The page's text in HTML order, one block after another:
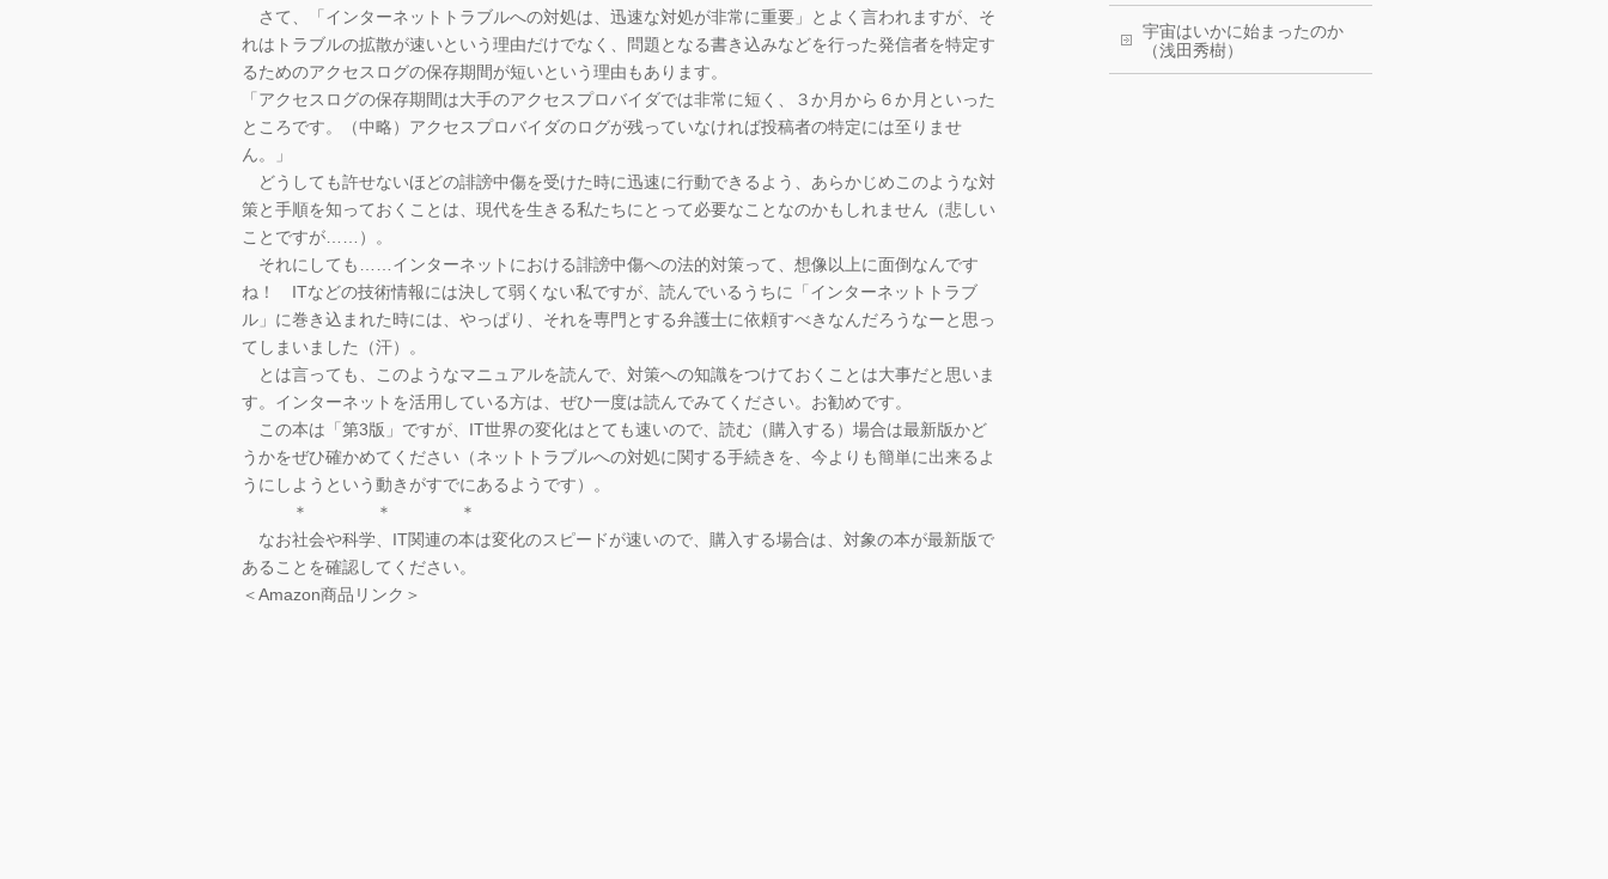
さて、「インターネットトラブルへの対処は、迅速な対処が非常に重要」とよく言われますが、そ
れはトラブルの拡散が速いという理由だけでなく、問題となる書き込みなどを行った発信者を特定す
るためのアクセスログの保存期間が短いという理由もあります。
「アクセスログの保存期間は大手のアクセスプロバイダでは非常に短く、３か月から６か月といった
ところです。（中略）アクセスプロバイダのログが残っていなければ投稿者の特定には至りませ
ん。」
どうしても許せないほどの誹謗中傷を受けた時に迅速に行動できるよう、あらかじめこのような対
策と手順を知っておくことは、現代を生きる私たちにとって必要なことなのかもしれません（悲しい
ことですが……）。
それにしても……インターネットにおける誹謗中傷への法的対策って、想像以上に面倒なんです
ね！ ITなどの技術情報には決して弱くない私ですが、読んでいるうちに「インターネットトラブ
ル」に巻き込まれた時には、やっぱり、それを専門とする弁護士に依頼すべきなんだろうなーと思っ
てしまいました（汗）。
とは言っても、このようなマニュアルを読んで、対策への知識をつけておくことは大事だと思いま
す。インターネットを活用している方は、ぜひ一度は読んでみてください。お勧めです。
この本は「第3版」ですが、IT世界の変化はとても速いので、読む（購入する）場合は最新版かど
うかをぜひ確かめてください（ネットトラブルへの対処に関する手続きを、今よりも簡単に出来るよ
うにしようという動きがすでにあるようです）。
＊ ＊ ＊
なお社会や科学、IT関連の本は変化のスピードが速いので、購入する場合は、対象の本が最新版で
あることを確認してください。
＜Amazon商品リンク＞
宇宙はいかに始まったのか
（浅田秀樹）